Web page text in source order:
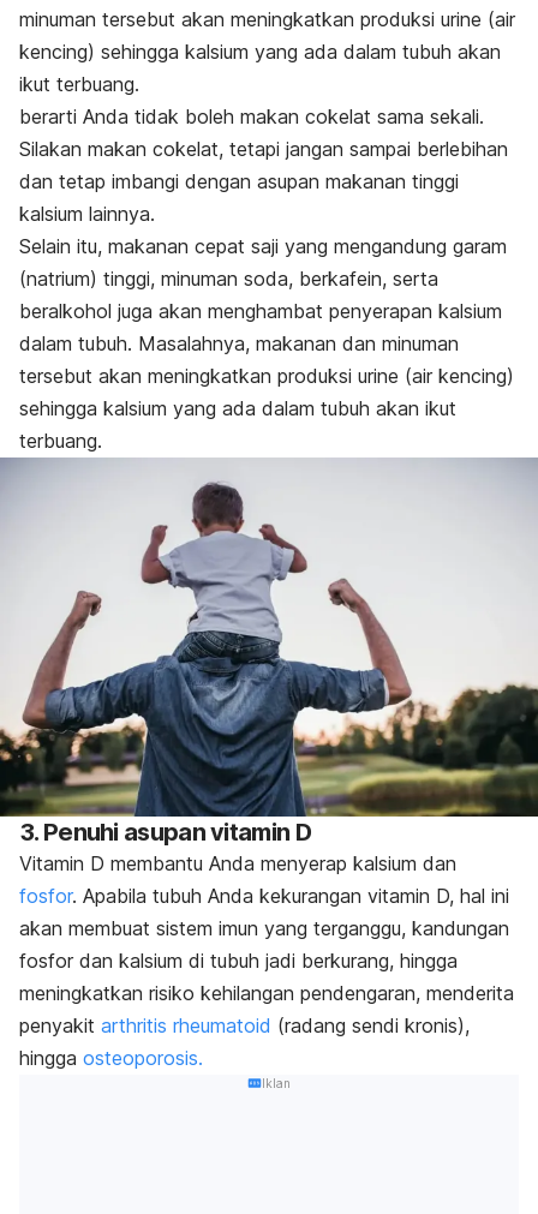
minuman tersebut akan meningkatkan produksi urine (air
kencing) sehingga kalsium yang ada dalam tubuh akan
ikut terbuang.
berarti Anda tidak boleh makan cokelat sama sekali.
Silakan makan cokelat, tetapi jangan sampai berlebihan
dan tetap imbangi dengan asupan makanan tinggi
kalsium lainnya.
Selain itu, makanan cepat saji yang mengandung garam
(natrium) tinggi, minuman soda, berkafein, serta
beralkohol juga akan menghambat penyerapan kalsium
dalam tubuh. Masalahnya, makanan dan minuman
tersebut akan meningkatkan produksi urine (air kencing)
sehingga kalsium yang ada dalam tubuh akan ikut
terbuang.
3. Penuhi asupan vitamin D
Vitamin D membantu Anda menyerap kalsium dan
fosfor. Apabila tubuh Anda kekurangan vitamin D, hal ini
akan membuat sistem imun yang terganggu, kandungan
fosfor dan kalsium di tubuh jadi berkurang, hingga
meningkatkan risiko kehilangan pendengaran, menderita
penyakit arthritis rheumatoid (radang sendi kronis),
hingga osteoporosis.
Iklan